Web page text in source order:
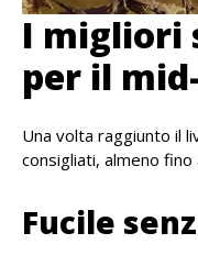
I migliori
per il
Una volta raggiunto il
consigliati, almeno
Fucile